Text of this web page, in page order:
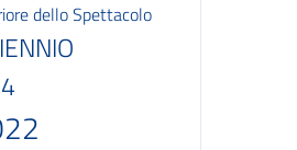
dello Spettacolo